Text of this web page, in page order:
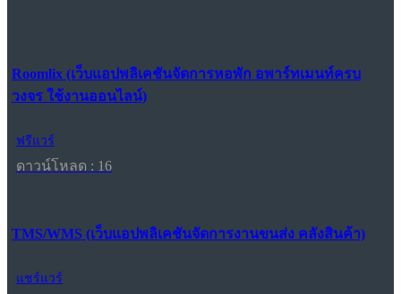
Roomlix (เว็บแอปพลิเคชันจัดการหอพัก อพาร์ทเมนท์ครบ
วงจร ใช้งานออนไลน์)
ฟรีแวร์
ดาวน์โหลด : 16
TMS/WMS (เว็บแอปพลิเคชันจัดการงานขนส่ง คลังสินค้า)
แชร์แวร์